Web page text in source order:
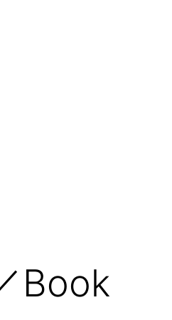
Book